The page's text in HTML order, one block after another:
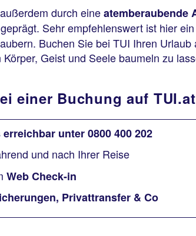
durch eineatemberaubende
Sehr empfehlenswert ist hier
Buchen Sie bei TUI Ihren
Geist und Seele baumeln zu
einer Buchung auf TUI.at
unter 0800 400 202
und nach Ihrer Reise
Web Check-in
Privattransfer & Co